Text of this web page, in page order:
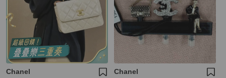
Chanel Chanel